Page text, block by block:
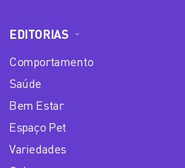
EDITORIAS
Comportamento
Saúde
Bem Estar
Espaço Pet
Variedades